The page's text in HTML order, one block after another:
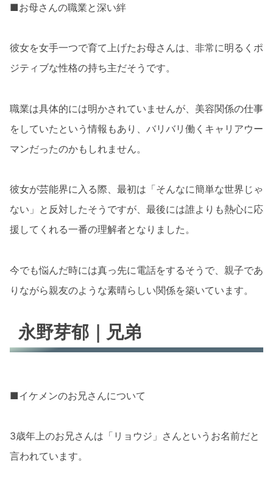
■お母さんの職業と深い絆
彼女を女手一つで育て上げたお母さんは、非常に明るくポ
ジティブな性格の持ち主だそうです。
職業は具体的には明かされていませんが、美容関係の仕事
をしていたという情報もあり、バリバリ働くキャリアウー
マンだったのかもしれません。
彼女が芸能界に入る際、最初は「そんなに簡単な世界じゃ
ない」と反対したそうですが、最後には誰よりも熱心に応
援してくれる一番の理解者となりました。
今でも悩んだ時には真っ先に電話をするそうで、親子であ
りながら親友のような素晴らしい関係を築いています。
永野芽郁｜兄弟
■イケメンのお兄さんについて
3歳年上のお兄さんは「リョウジ」さんというお名前だと
言われています。